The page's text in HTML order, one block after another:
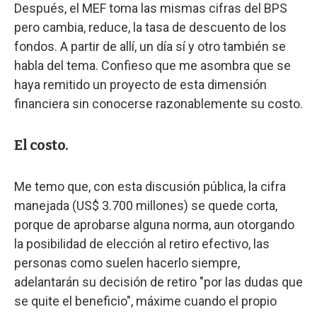
Después, el MEF toma las mismas cifras del BPS
pero cambia, reduce, la tasa de descuento de los
fondos. A partir de allí, un día sí y otro también se
habla del tema. Confieso que me asombra que se
haya remitido un proyecto de esta dimensión
financiera sin conocerse razonablemente su costo.
El costo.
Me temo que, con esta discusión pública, la cifra
manejada (US$ 3.700 millones) se quede corta,
porque de aprobarse alguna norma, aun otorgando
la posibilidad de elección al retiro efectivo, las
personas como suelen hacerlo siempre,
adelantarán su decisión de retiro "por las dudas que
se quite el beneficio", máxime cuando el propio